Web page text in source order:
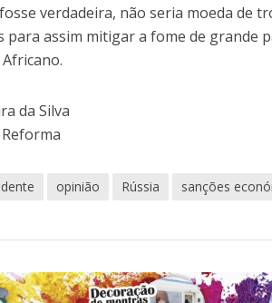
verdadeira, não seria moeda de
para assim mitigar a fome de grande
da Silva
opinião Rússia sanções